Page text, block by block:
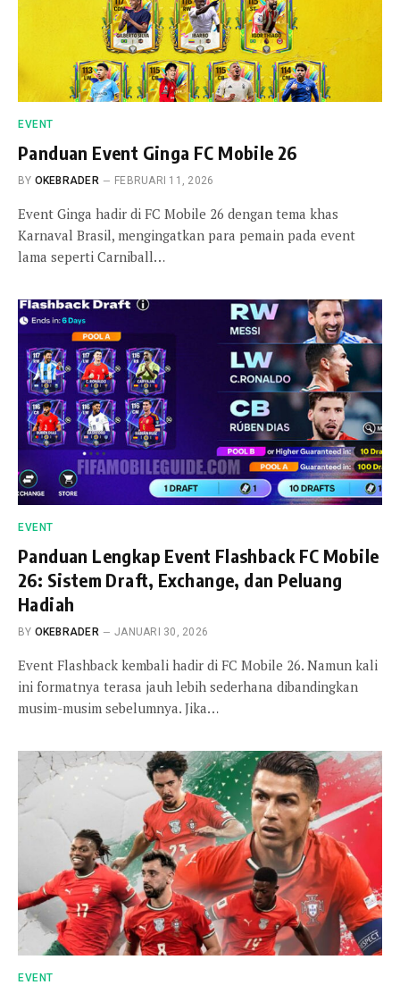
EVENT
Panduan Event Ginga FC Mobile 26
BY OKEBRADER FEBRUARI 11, 2026
Event Ginga hadir di FC Mobile 26 dengan tema khas
Karnaval Brasil, mengingatkan para pemain pada event
lama seperti Carniball…
EVENT
Panduan Lengkap Event Flashback FC Mobile
26: Sistem Draft, Exchange, dan Peluang
Hadiah
BY OKEBRADER JANUARI 30, 2026
Event Flashback kembali hadir di FC Mobile 26. Namun kali
ini formatnya terasa jauh lebih sederhana dibandingkan
musim-musim sebelumnya. Jika…
EVENT